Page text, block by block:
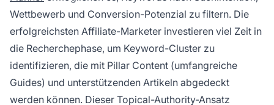
Wettbewerb und Conversion-Potenzial zu filtern. Die
erfolgreichsten Affiliate-Marketer investieren viel Zeit in
die Recherchephase, um Keyword-Cluster zu
identifizieren, die mit Pillar Content (umfangreiche
Guides) und unterstützenden Artikeln abgedeckt
werden können. Dieser Topical-Authority-Ansatz